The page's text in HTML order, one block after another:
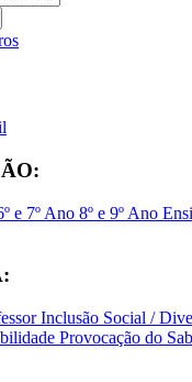
e 7º Ano 8º e 9º Ano
Inclusão Social /
Provocação do